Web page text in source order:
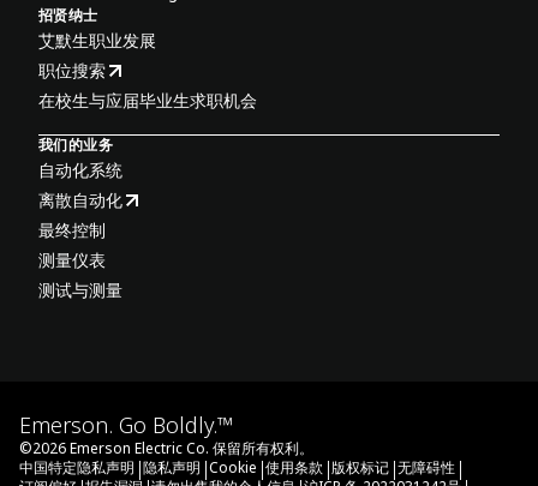
招贤纳士
艾默生职业发展
职位搜索
在校生与应届毕业生求职机会
我们的业务
自动化系统
离散自动化
最终控制
测量仪表
测试与测量
Emerson. Go Boldly.™
©2026Emerson Electric Co. 保留所有权利。
中国特定隐私声明 |隐私声明 |Cookie |使用条款 |版权标记 |无障碍性 |